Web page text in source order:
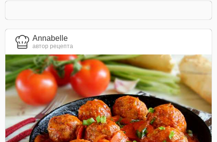
Annabelle
автор рецепта